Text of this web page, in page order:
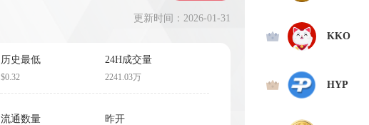
更新时间：2026-01-31
历史最低
$0.32
24H成交量
2241.03万
流通数量 昨开
2 KKO
3 HYP